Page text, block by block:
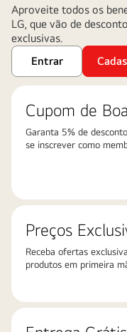
Aproveite todos os
LG, que vão de
exclusivas.
Entrar
Cupom de
Garanta 5% de
se inscrever como
Preços
Receba ofertas
produtos em primeira